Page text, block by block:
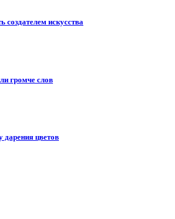
искусства
громче слов
дарения цветов